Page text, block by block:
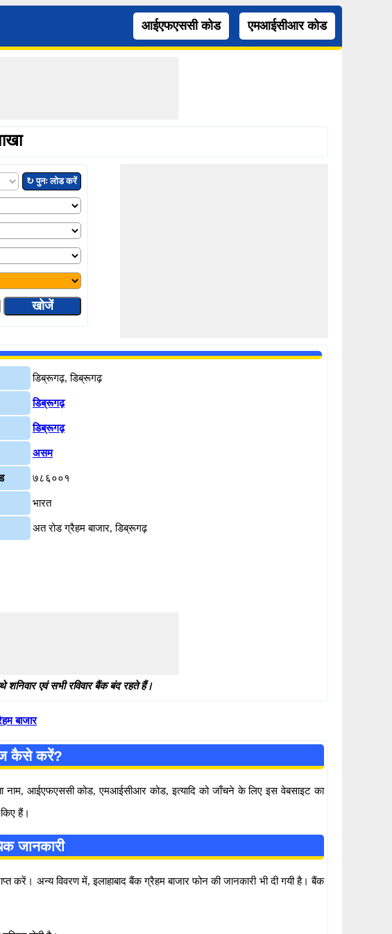
आईएफएससी कोड एमआईसीआर कोड
↻ पुनः लोड करें
डिब्रूगढ़, डिब्रूगढ़
डिब्रूगढ़
डिब्रूगढ़
असम
७८६००१
भारत
अत रोड ग्रैहम बाजार, डिब्रूगढ़
एवं सभी रविवार बैंक बंद रहते हैं।
बाजार
कैसे करें?
नाम, आईएफएससी कोड, एमआईसीआर कोड, इत्यादि को जाँचने के लिए इस वेबसाइट का
हैं।
जानकारी
करें। अन्य विवरण में, इलाहाबाद बैंक ग्रैहम बाजार फोन की जानकारी भी दी गयी है। बैंक